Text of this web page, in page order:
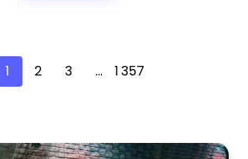
1 2 3 … 1 357